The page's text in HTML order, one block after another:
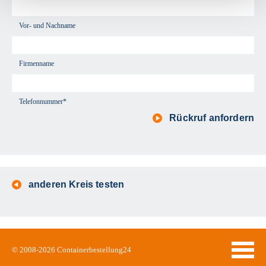
Vor- und Nachname
Firmenname
Telefonnummer*
Rückruf anfordern
anderen Kreis testen
© 2008-2026 Containerbestellung24